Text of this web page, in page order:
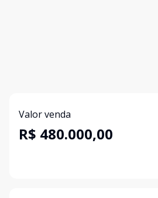
Valor venda
R$ 480.000,00